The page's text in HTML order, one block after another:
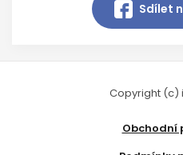
Sdílet
Copyright (c)
Obchodní